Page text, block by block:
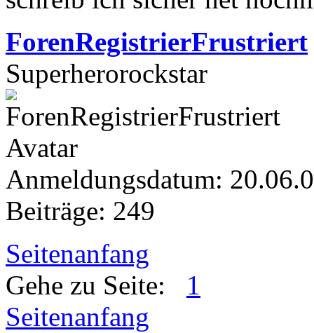
ForenRegistrierFrustriert
Superherorockstar
Anmeldungsdatum:
Beiträge: 249
Seitenanfang
Gehe zu Seite: 1
Seitenanfang